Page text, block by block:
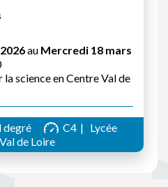
au Mercredi 18 mars
science en Centre Val de
degré C4
Lycée
de Loire